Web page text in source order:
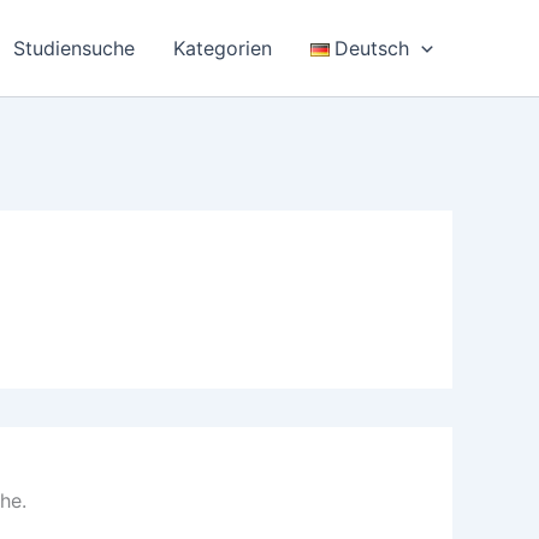
Studiensuche Kategorien Deutsch